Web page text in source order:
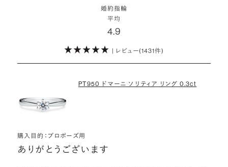
機関が発行した鑑定書が付き、品質が保証されます。
・メレダイヤモンドまでブライダル品質
婚約指輪にさらなる華やかさを添える小ぶりなダイヤモンドも、一般的
わたしたちのダイヤモンドについて
検討していただければと思います。
※データ出典：結婚マーケット調査2025
ぜひお二人らしいスタイルを見つけてみてください。
婚約指輪
平均
4.9
| レビュー(1431件)
PT950 ドマーニ ソリティア リング 0.3ct
購入目的：プロポーズ用
ありがとうございます